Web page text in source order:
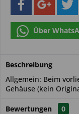
Über
Beschreibung
Allgemein: Beim
Gehäuse (kein
Bewertungen
0